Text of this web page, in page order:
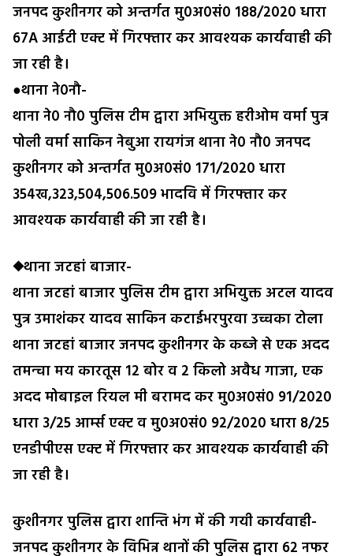
जनपद कुशीनगर को अन्तर्गत मु0अ0सं0 188/2020 धारा
67A आईटी एक्ट में गिरफ्तार कर आवश्यक कार्यवाही की
जा रही है।
●थाना ने0नौ-
थाना ने0 नौ0 पुलिस टीम द्वारा अभियुक्त हरीओम वर्मा पुत्र
पोली वर्मा साकिन नेबुआ रायगंज थाना ने0 नौ0 जनपद
कुशीनगर को अन्तर्गत मु0अ0सं0 171/2020 धारा
354ख,323,504,506.509 भादवि में गिरफ्तार कर
आवश्यक कार्यवाही की जा रही है।
◆थाना जटहां बाजार-
थाना जटहां बाजार पुलिस टीम द्वारा अभियुक्त अटल यादव
पुत्र उमाशंकर यादव साकिन कटाईभरपुरवा उच्चका टोला
थाना जटहां बाजार जनपद कुशीनगर के कब्जे से एक अदद
तमन्चा मय कारतूस 12 बोर व 2 किलो अवैध गाजा, एक
अदद मोबाइल रियल मी बरामद कर मु0अ0सं0 91/2020
धारा 3/25 आर्म्स एक्ट व मु0अ0सं0 92/2020 धारा 8/25
एनडीपीएस एक्ट में गिरफ्तार कर आवश्यक कार्यवाही की
जा रही है।
कुशीनगर पुलिस द्वारा शान्ति भंग में की गयी कार्यवाही-
जनपद कुशीनगर के विभिन्न थानों की पुलिस द्वारा 62 नफर